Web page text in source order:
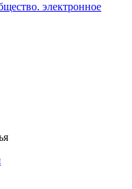
электронное